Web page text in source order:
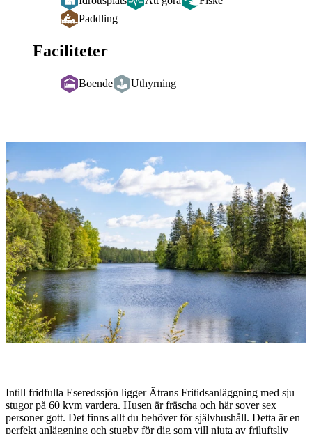
Paddling
Faciliteter
Boende Uthyrning
Bildspel
med
bilder
Intill fridfulla Eseredssjön ligger Ätrans Fritidsanläggning med sju
stugor på 60 kvm vardera. Husen är fräscha och här sover sex
personer gott. Det finns allt du behöver för självhushåll. Detta är en
perfekt anläggning och stugby för dig som vill njuta av friluftsliv